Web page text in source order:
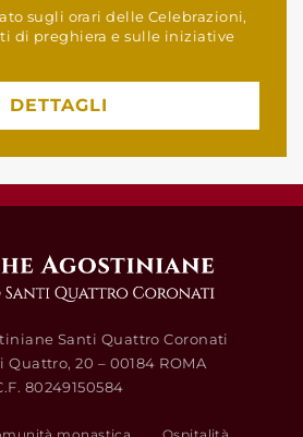
sugli orari delle Celebrazioni,
di preghiera e sulle iniziative
DETTAGLI
Santi Quattro Coronati
Quattro, 20 – 00184 ROMA
80249150584